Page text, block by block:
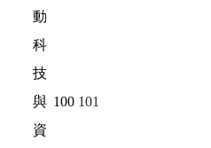
動
科
技
與
資
100 101